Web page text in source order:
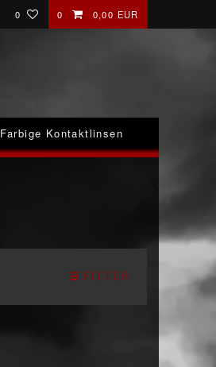
0 0 0,00 EUR
Farbige Kontaktlinsen
Filter